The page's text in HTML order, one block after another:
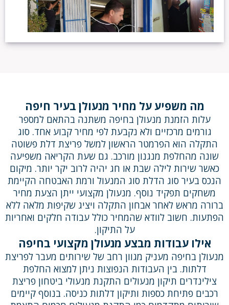
מה משפיע על מחיר מנעולן בעיר חיפה
עלות הזמנת מנעולן בחיפה משתנה בהתאם למספר
גורמים מרכזיים ולא נקבעת לפי מחיר קבוע אחד. סוג
התקלה הוא הפרמטר הראשון למשל פריצת דלת פשוטה
שונה מהחלפת מנגנון מורכב. גם שעת הקריאה משפיעה
כאשר שירות לילה שבת או חג יהיה לרוב יקר יותר. מיקום
הנכס בעיר סוג הדלת סוג המנעול ורמת האבטחה הקיימת
משחקים תפקיד נוסף. מנעולן מקצועי ייתן הצעת מחיר
ברורה מראש לאחר אבחון התקלה ויציג שקיפות מלאה ללא
הפתעות. חשוב לוודא שהמחיר כולל עבודה חלקים ואחריות
על התיקון.
אילו עבודות מבצע מנעולן מקצועי בחיפה
מנעולן בחיפה מעניק מגוון רחב של שירותים מעבר לפריצת
דלתות. בין העבודות הנפוצות ניתן למצוא החלפת
צילינדרים תיקון מנעולים התקנת מנעולי ביטחון פריצת
רכבים פתיחת כספות ותיקון דלתות כניסה. בנוסף קיימים